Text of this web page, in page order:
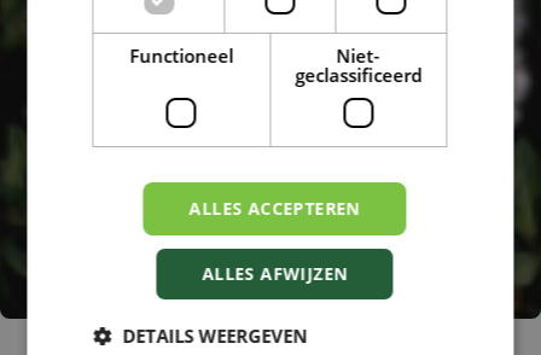
Duizendknoop
Functioneel
Niet-
geclassificeerd
ALLES ACCEPTEREN
ALLES AFWIJZEN
DETAILS WEERGEVEN